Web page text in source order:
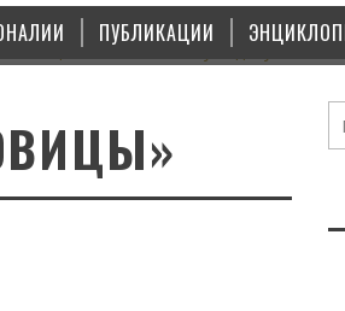
ПУБЛИКАЦИИ